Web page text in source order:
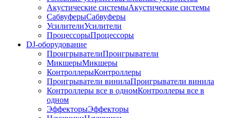
Акустические системыАкустические системы
СабвуферыСабвуферы
УсилителиУсилители
ПроцессорыПроцессоры
DJ-оборудование
ПроигрывателиПроигрыватели
МикшерыМикшеры
КонтроллерыКонтроллеры
Проигрыватели винилаПроигрыватели винила
Контроллеры все в одномКонтроллеры все в
одном
ЭффекторыЭффекторы